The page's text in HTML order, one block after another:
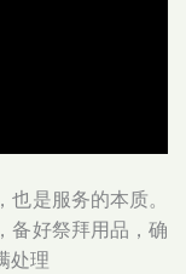
是服务的本质。
备好祭拜用品，确
处理